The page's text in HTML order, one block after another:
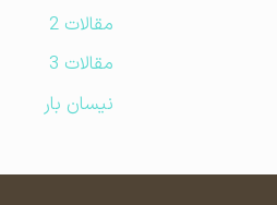
مقالات 2
مقالات 3
نیسان بار